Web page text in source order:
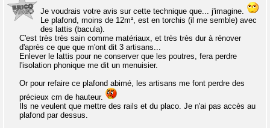
Je voudrais votre avis sur cette technique que... j'imagine.
Le plafond, moins de 12m², est en torchis (il me semble) avec
des lattis (bacula).
C'est très très sain comme matériaux, et très très dur à rénover
d'après ce que que m'ont dit 3 artisans...
Enlever le lattis pour ne conserver que les poutres, fera perdre
l'isolation phonique me dit un menuisier.
Or pour refaire ce plafond abimé, les artisans me font perdre des
précieux cm de hauteur.
Ils ne veulent que mettre des rails et du placo. Je n'ai pas accès au
plafond par dessus.